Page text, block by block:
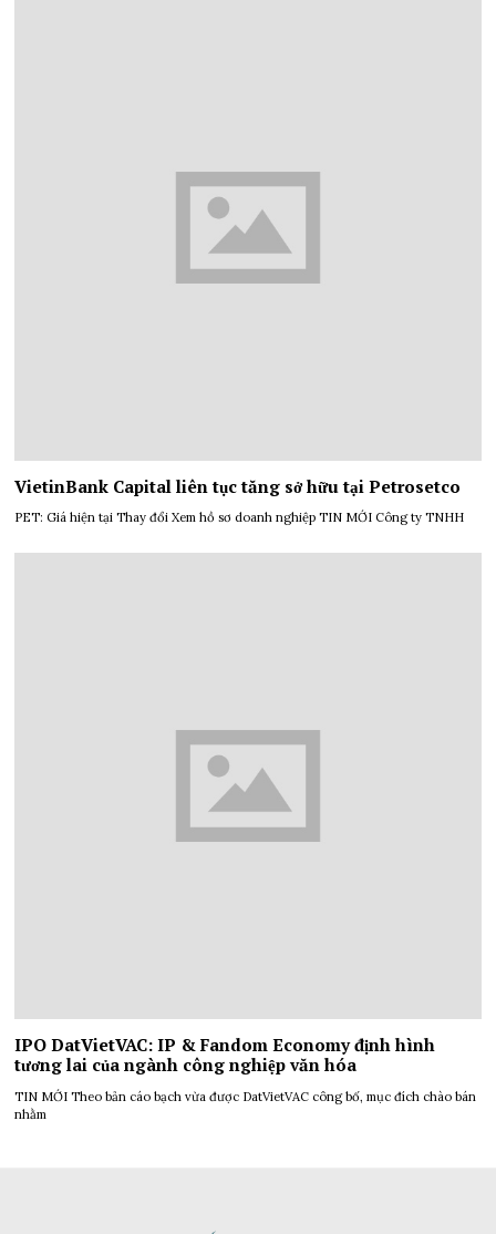
VietinBank Capital liên tục tăng sở hữu tại Petrosetco
PET: Giá hiện tại Thay đổi Xem hồ sơ doanh nghiệp TIN MỚI Công ty TNHH
IPO DatVietVAC: IP & Fandom Economy định hình
tương lai của ngành công nghiệp văn hóa
TIN MỚI Theo bản cáo bạch vừa được DatVietVAC công bố, mục đích chào bán
nhằm